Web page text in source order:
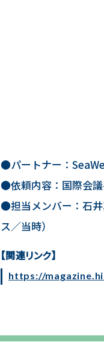
●パートナー：
●依頼内容：国際会
●担当メンバー：石井
ス／当時）
https://